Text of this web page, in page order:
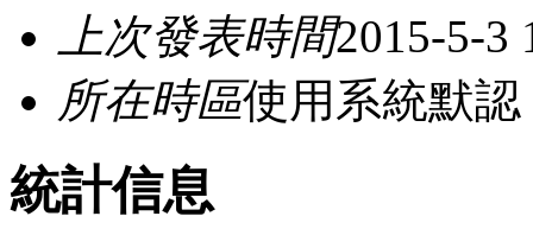
上次發表時間2015-5-3
所在時區使用系統默認
統計信息